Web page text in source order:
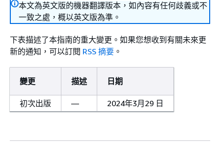
本文為英文版的機器翻譯版本，如內容有任何歧義或不
一致之處，概以英文版為準。
下表描述了本指南的重大變更。如果您想收到有關未來更
新的通知，可以訂閱 RSS 摘要 。
變更 描述 日期
初次出版 — 2024年3月29 日